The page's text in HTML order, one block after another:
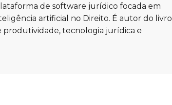
de software jurídico focada em
artificial no Direito. É autor do livro
produtividade, tecnologia jurídica e